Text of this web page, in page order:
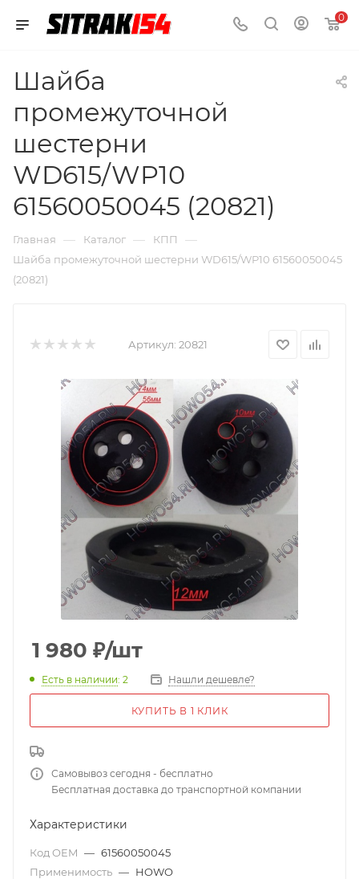
0
Шайба
промежуточной
шестерни
WD615/WP10
61560050045 (20821)
Главная — Каталог — КПП —
Шайба промежуточной шестерни WD615/WP10 61560050045
(20821)
Артикул: 20821
1 980 ₽/шт
Есть в наличии: 2 Нашли дешевле?
КУПИТЬ В 1 КЛИК
Самовывоз сегодня - бесплатно
Бесплатная доставка до транспортной компании
Характеристики
Код OEM — 61560050045
Применимость — HOWO